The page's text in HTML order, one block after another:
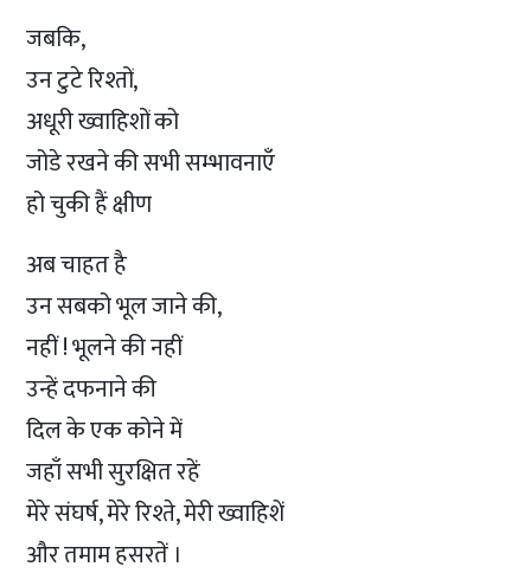
जबकि,
उन टुटे रिश्तों,
अधूरी ख्वाहिशों को
जोडे रखने की सभी सम्भावनाएँ
हो चुकी हैं क्षीण
अब चाहत है
उन सबको भूल जाने की,
नहीं ! भूलने की नहीं
उन्हें दफनाने की
दिल के एक कोने में
जहाँ सभी सुरक्षित रहें
मेरे संघर्ष, मेरे रिश्ते, मेरी ख्वाहिशें
और तमाम हसरतें ।